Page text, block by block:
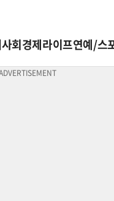
사회경제라이프연예/스